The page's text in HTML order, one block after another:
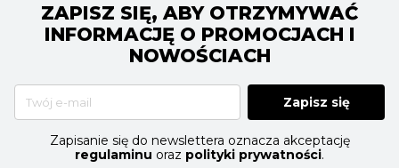
ZAPISZ SIĘ, ABY OTRZYMYWAĆ
INFORMACJĘ O PROMOCJACH I
NOWOŚCIACH
Zapisz się
Zapisanie się do newslettera oznacza akceptację
regulaminu oraz polityki prywatności.